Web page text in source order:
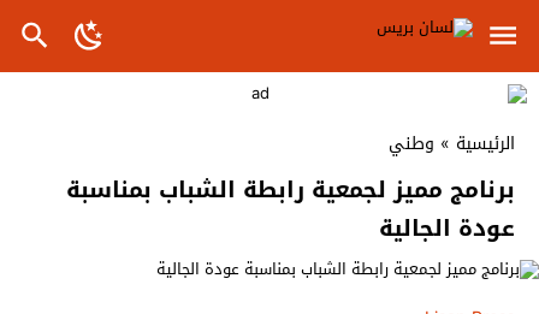
الرئيسية » وطني
برنامج مميز لجمعية رابطة الشباب بمناسبة
عودة الجالية